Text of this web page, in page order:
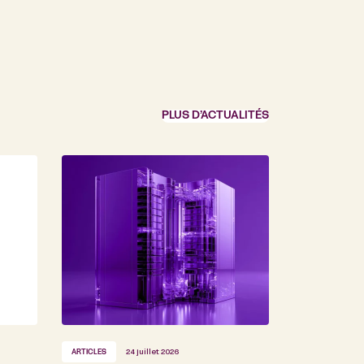
PLUS D’ACTUALITÉS
ARTICLES 24 juillet 2026